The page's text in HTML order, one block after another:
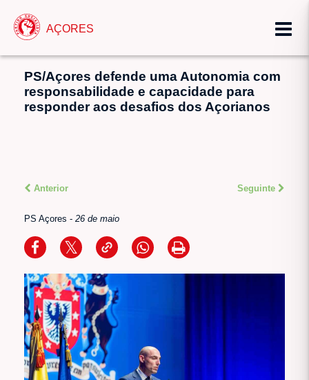
AÇORES
PS/Açores defende uma Autonomia com
responsabilidade e capacidade para
responder aos desafios dos Açorianos
Anterior Seguinte
PS Açores - 26 de maio